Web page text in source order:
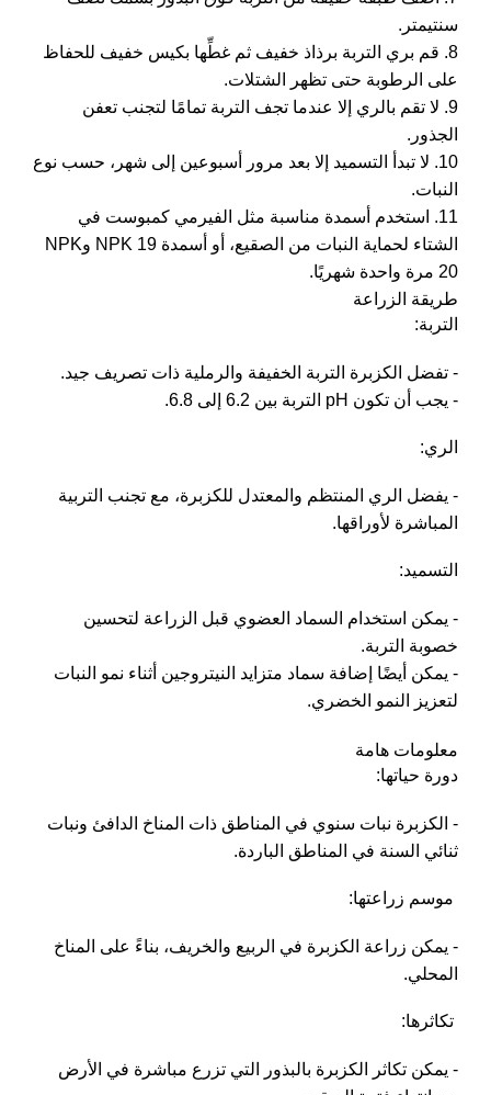
سنتيمتر.
8. قم بري التربة برذاذ خفيف ثم غطِّها بكيس خفيف للحفاظ
على الرطوبة حتى تظهر الشتلات.
9. لا تقم بالري إلا عندما تجف التربة تمامًا لتجنب تعفن
الجذور.
10. لا تبدأ التسميد إلا بعد مرور أسبوعين إلى شهر، حسب نوع
النبات.
11. استخدم أسمدة مناسبة مثل الفيرمي كمبوست في
الشتاء لحماية النبات من الصقيع، أو أسمدة NPK 19 وNPK
20 مرة واحدة شهريًا.
طريقة الزراعة
التربة:
- تفضل الكزبرة التربة الخفيفة والرملية ذات تصريف جيد.
- يجب أن تكون pH التربة بين 6.2 إلى 6.8.
الري:
- يفضل الري المنتظم والمعتدل للكزبرة، مع تجنب التربية
المباشرة لأوراقها.
التسميد:
- يمكن استخدام السماد العضوي قبل الزراعة لتحسين
خصوبة التربة.
- يمكن أيضًا إضافة سماد متزايد النيتروجين أثناء نمو النبات
لتعزيز النمو الخضري.
معلومات هامة
دورة حياتها:
- الكزبرة نبات سنوي في المناطق ذات المناخ الدافئ ونبات
ثنائي السنة في المناطق الباردة.
موسم زراعتها:
- يمكن زراعة الكزبرة في الربيع والخريف، بناءً على المناخ
المحلي.
تكاثرها:
- يمكن تكاثر الكزبرة بالبذور التي تزرع مباشرة في الأرض